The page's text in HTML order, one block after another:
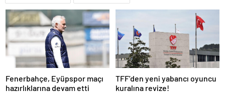
Fenerbahçe, Eyüpspor maçı
hazırlıklarına devam etti
TFF’den yeni yabancı oyuncu
kuralına revize!